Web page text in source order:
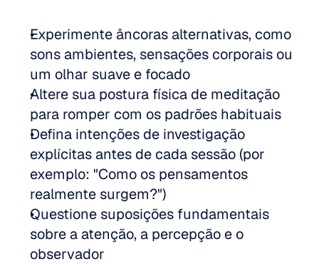
Experimente âncoras alternativas, como
sons ambientes, sensações corporais ou
um olhar suave e focado
Altere sua postura física de meditação
para romper com os padrões habituais
Defina intenções de investigação
explícitas antes de cada sessão (por
exemplo: "Como os pensamentos
realmente surgem?")
Questione suposições fundamentais
sobre a atenção, a percepção e o
observador